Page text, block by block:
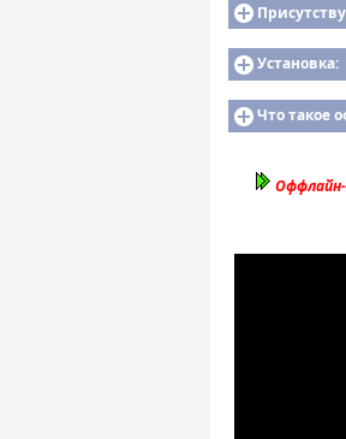
Установка:
Что такое